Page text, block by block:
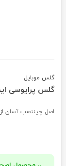
گلس موبایل
گلس پرایوسی ایفون 11
اصل چیننصب آسان